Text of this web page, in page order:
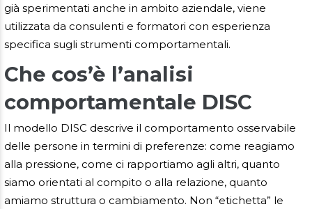
già sperimentati anche in ambito aziendale, viene
utilizzata da consulenti e formatori con esperienza
specifica sugli strumenti comportamentali.
Che cos’è l’analisi
comportamentale DISC
Il modello DISC descrive il comportamento osservabile
delle persone in termini di preferenze: come reagiamo
alla pressione, come ci rapportiamo agli altri, quanto
siamo orientati al compito o alla relazione, quanto
amiamo struttura o cambiamento. Non “etichetta” le